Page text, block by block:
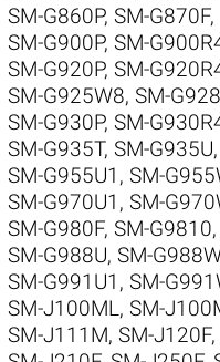
SM-G860P, SM-G870F,
SM-G900P, SM-
SM-G920P, SM-
SM-G925W8, SM-
SM-G930P, SM-
SM-G935T, SM-G935U,
SM-G955U1 , SM-
SM-G970U1 , SM-
SM-G980F, SM-G9810,
SM-G988U, SM-G988W
SM-G991U1 , SM-
SM-J100ML, SM-
SM-J111M, SM-J120F,